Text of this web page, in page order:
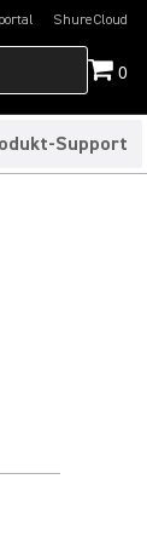
in a new tab)ShureCloud
(Opens in a new
0
Support